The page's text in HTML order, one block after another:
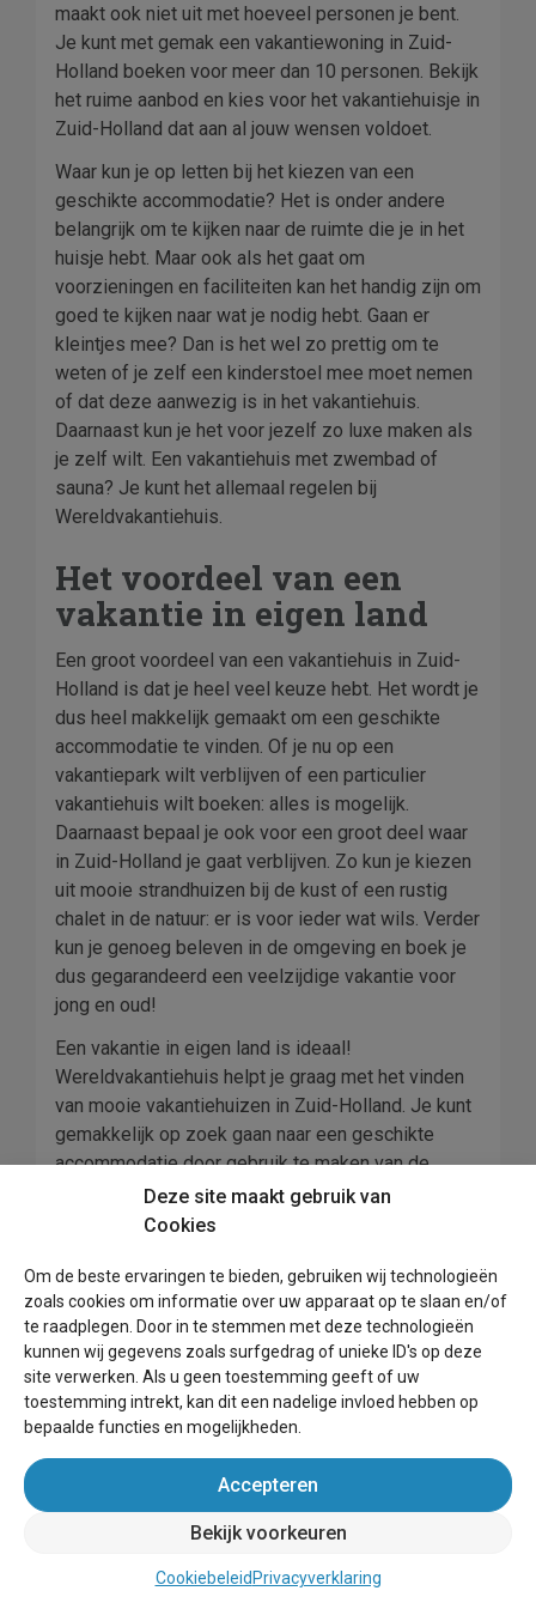
maakt ook niet uit met hoeveel personen je bent.
Je kunt met gemak een vakantiewoning in Zuid-
Holland boeken voor meer dan 10 personen. Bekijk
het ruime aanbod en kies voor het vakantiehuisje in
Zuid-Holland dat aan al jouw wensen voldoet.
Waar kun je op letten bij het kiezen van een
geschikte accommodatie? Het is onder andere
belangrijk om te kijken naar de ruimte die je in het
huisje hebt. Maar ook als het gaat om
voorzieningen en faciliteiten kan het handig zijn om
goed te kijken naar wat je nodig hebt. Gaan er
kleintjes mee? Dan is het wel zo prettig om te
weten of je zelf een kinderstoel mee moet nemen
of dat deze aanwezig is in het vakantiehuis.
Daarnaast kun je het voor jezelf zo luxe maken als
je zelf wilt. Een vakantiehuis met zwembad of
sauna? Je kunt het allemaal regelen bij
Wereldvakantiehuis.
Het voordeel van een
vakantie in eigen land
Een groot voordeel van een vakantiehuis in Zuid-
Holland is dat je heel veel keuze hebt. Het wordt je
dus heel makkelijk gemaakt om een geschikte
accommodatie te vinden. Of je nu op een
vakantiepark wilt verblijven of een particulier
vakantiehuis wilt boeken: alles is mogelijk.
Daarnaast bepaal je ook voor een groot deel waar
in Zuid-Holland je gaat verblijven. Zo kun je kiezen
uit mooie strandhuizen bij de kust of een rustig
chalet in de natuur: er is voor ieder wat wils. Verder
kun je genoeg beleven in de omgeving en boek je
dus gegarandeerd een veelzijdige vakantie voor
jong en oud!
Een vakantie in eigen land is ideaal!
Wereldvakantiehuis helpt je graag met het vinden
van mooie vakantiehuizen in Zuid-Holland. Je kunt
gemakkelijk op zoek gaan naar een geschikte
accommodatie door gebruik te maken van de
filters. Ontdek al je mogelijkheden en boek
vandaag nog een mooi vakantieverblijf in het
vakantiehuisje in de
bollenstreek
De Bollenstreek van Nederland is een van de
meest iconische en kenmerkende gebieden van
westkant van het land staat deze streek bekend
om zijn kleurrijke velden vol tulpen, hyacinten en
andere bloemen. De bollen worden geteeld in een
gebied dat zich uitstrekt van Leiden tot Haarlem en
is verbonden door een netwerk van kanalen. In het
Deze site maakt gebruik van
Cookies
Om de beste ervaringen te bieden, gebruiken wij technologieën
zoals cookies om informatie over uw apparaat op te slaan en/of
te raadplegen. Door in te stemmen met deze technologieën
kunnen wij gegevens zoals surfgedrag of unieke ID's op deze
site verwerken. Als u geen toestemming geeft of uw
toestemming intrekt, kan dit een nadelige invloed hebben op
bepaalde functies en mogelijkheden.
Accepteren
Bekijk voorkeuren
Cookiebeleid Privacyverklaring